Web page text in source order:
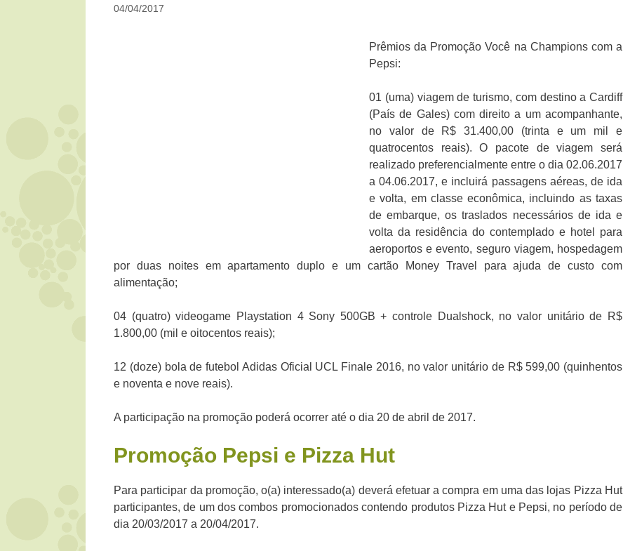
04/04/2017
Prêmios da Promoção Você na Champions com a
Pepsi:
01 (uma) viagem de turismo, com destino a Cardiff
(País de Gales) com direito a um acompanhante,
no valor de R$ 31.400,00 (trinta e um mil e
quatrocentos reais). O pacote de viagem será
realizado preferencialmente entre o dia 02.06.2017
a 04.06.2017, e incluirá passagens aéreas, de ida
e volta, em classe econômica, incluindo as taxas
de embarque, os traslados necessários de ida e
volta da residência do contemplado e hotel para
aeroportos e evento, seguro viagem, hospedagem
por duas noites em apartamento duplo e um cartão Money Travel para ajuda de custo com
alimentação;
04 (quatro) videogame Playstation 4 Sony 500GB + controle Dualshock, no valor unitário de R$
1.800,00 (mil e oitocentos reais);
12 (doze) bola de futebol Adidas Oficial UCL Finale 2016, no valor unitário de R$ 599,00 (quinhentos
e noventa e nove reais).
A participação na promoção poderá ocorrer até o dia 20 de abril de 2017.
Promoção Pepsi e Pizza Hut
Para participar da promoção, o(a) interessado(a) deverá efetuar a compra em uma das lojas Pizza Hut
participantes, de um dos combos promocionados contendo produtos Pizza Hut e Pepsi, no período de
dia 20/03/2017 a 20/04/2017.